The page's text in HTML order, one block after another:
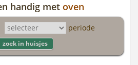
handig met oven
periode